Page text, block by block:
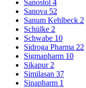
Sanostol 4
Sanova 52
Sanum Kehlbeck 2
Schülke 2
Schwabe 10
Sidroga Pharma 22
Sigmapharm 10
Sikapur2
Similasan 37
Sinapharm 1